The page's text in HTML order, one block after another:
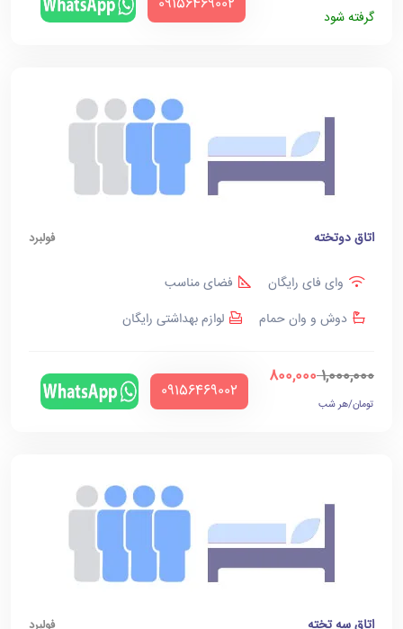
گرفته شود
اتاق دوتخته فولبرد
وای فای رایگان
فضای مناسب
دوش و وان حمام
لوازم بهداشتی رایگان
1,000,000
800,000
تومان/هر شب
‪09156469002‬
فولبرد